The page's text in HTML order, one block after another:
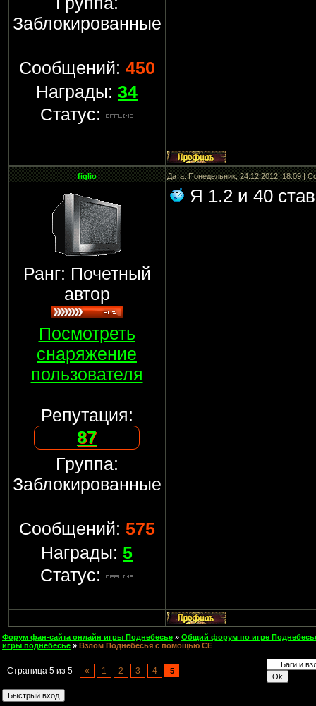
Заблокированные
Сообщений: 450
Награды: 34
Статус:
figlio Дата: Понедельник, 24.12.2012, 18:09 |
Ранг: Почетный
автор
Посмотреть
снаряжение
пользователя
Репутация:
87
Группа:
Заблокированные
Сообщений: 575
Награды: 5
Статус:
Я 1.2 и 40
Форум фан-сайта онлайн игры Поднебесье » Общий форум по игре
игры поднебесье » Взлом Поднебесья с помощью CE
Страница 5 из 5 « 1 2 3 4 5